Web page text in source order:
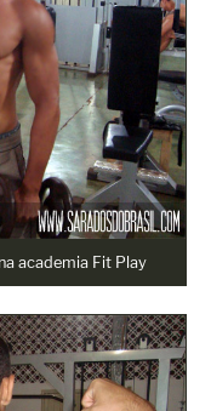
academia Fit Play